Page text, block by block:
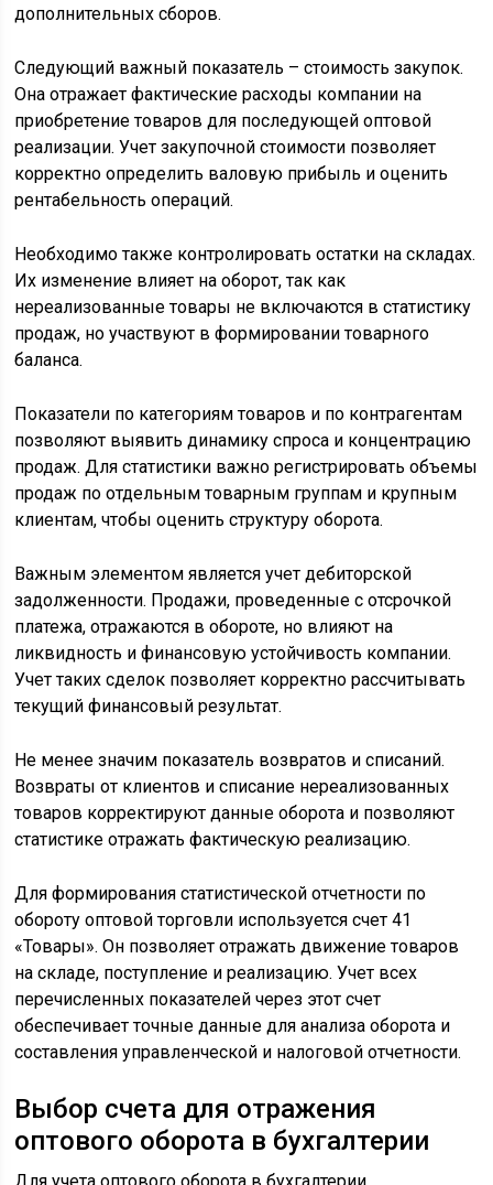
дополнительных сборов.
Следующий важный показатель – стоимость закупок.
Она отражает фактические расходы компании на
приобретение товаров для последующей оптовой
реализации. Учет закупочной стоимости позволяет
корректно определить валовую прибыль и оценить
рентабельность операций.
Необходимо также контролировать остатки на складах.
Их изменение влияет на оборот, так как
нереализованные товары не включаются в статистику
продаж, но участвуют в формировании товарного
баланса.
Показатели по категориям товаров и по контрагентам
позволяют выявить динамику спроса и концентрацию
продаж. Для статистики важно регистрировать объемы
продаж по отдельным товарным группам и крупным
клиентам, чтобы оценить структуру оборота.
Важным элементом является учет дебиторской
задолженности. Продажи, проведенные с отсрочкой
платежа, отражаются в обороте, но влияют на
ликвидность и финансовую устойчивость компании.
Учет таких сделок позволяет корректно рассчитывать
текущий финансовый результат.
Не менее значим показатель возвратов и списаний.
Возвраты от клиентов и списание нереализованных
товаров корректируют данные оборота и позволяют
статистике отражать фактическую реализацию.
Для формирования статистической отчетности по
обороту оптовой торговли используется счет 41
«Товары». Он позволяет отражать движение товаров
на складе, поступление и реализацию. Учет всех
перечисленных показателей через этот счет
обеспечивает точные данные для анализа оборота и
составления управленческой и налоговой отчетности.
Выбор счета для отражения
оптового оборота в бухгалтерии